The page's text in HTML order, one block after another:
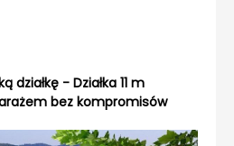
działkę - Działka 11 m
bez kompromisów